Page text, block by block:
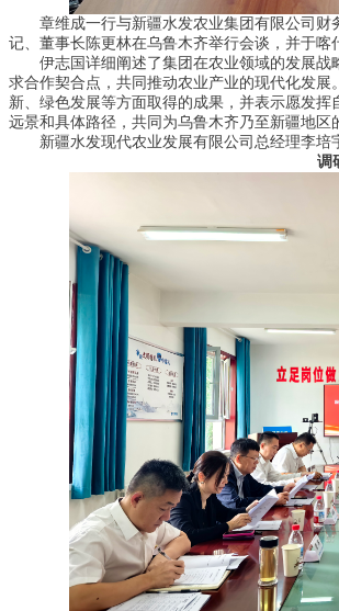
章维成一行与新疆水发农业集团有限公司财
记、董事长陈更林在乌鲁木齐举行会谈，并于喀
伊志国详细阐述了集团在农业领域的发展战
求合作契合点，共同推动农业产业的现代化发
新、绿色发展等方面取得的成果，并表示愿发
远景和具体路径，共同为乌鲁木齐乃至新疆地区
新疆水发现代农业发展有限公司总经理李培
调